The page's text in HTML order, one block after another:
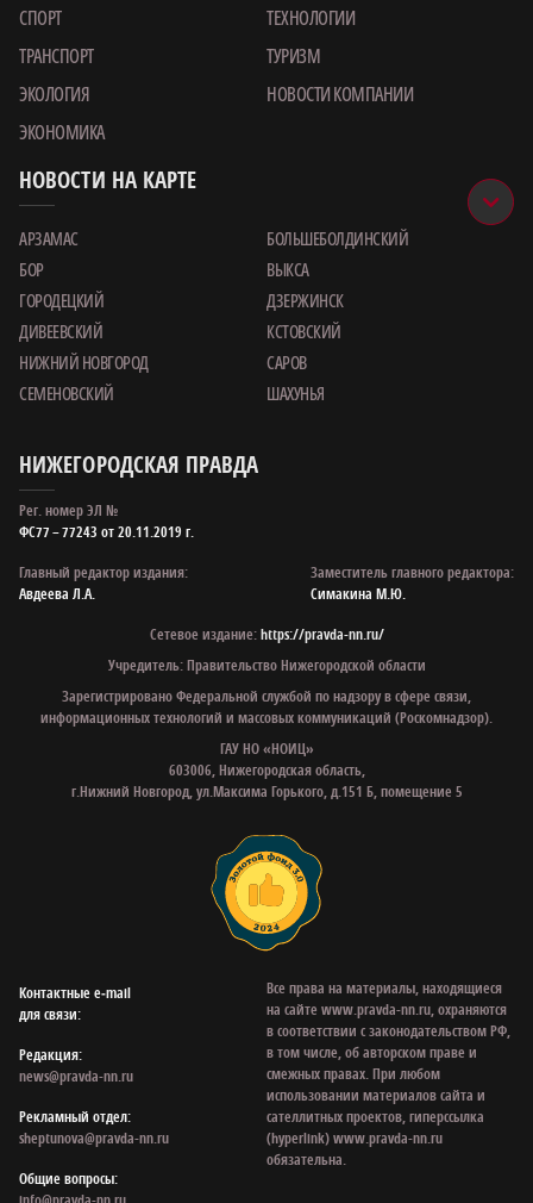
СПОРТ
ТЕХНОЛОГИИ
ТРАНСПОРТ
ТУРИЗМ
ЭКОЛОГИЯ
НОВОСТИ КОМПАНИИ
ЭКОНОМИКА
НОВОСТИ НА КАРТЕ
АРЗАМАС
БОЛЬШЕБОЛДИНСКИЙ
БОР
ВЫКСА
ГОРОДЕЦКИЙ
ДЗЕРЖИНСК
ДИВЕЕВСКИЙ
КСТОВСКИЙ
НИЖНИЙ НОВГОРОД
САРОВ
СЕМЕНОВСКИЙ
ШАХУНЬЯ
НИЖЕГОРОДСКАЯ ПРАВДА
Рег. номер ЭЛ №
ФС77 – 77243 от 20.11.2019 г.
Главный редактор издания:
Авдеева Л.А.
Заместитель главного редактора:
Симакина М.Ю.
Сетевое издание:https://pravda-nn.ru/
Учредитель: Правительство Нижегородской области
Зарегистрировано Федеральной службой по надзору в сфере связи,
информационных технологий и массовых коммуникаций (Роскомнадзор).
ГАУ НО «НОИЦ»
603006, Нижегородская область,
г.Нижний Новгород, ул.Максима Горького, д.151 Б, помещение 5
Контактные e‑mail
для связи:
Редакция:
news@pravda-nn.ru
Рекламный отдел:
sheptunova@pravda-nn.ru
Общие вопросы:
Все права на материалы, находящиеся
на сайте www.pravda-nn.ru, охраняются
в соответствии с законодательством РФ,
в том числе, об авторском праве и
смежных правах. При любом
использовании материалов сайта и
сателлитных проектов, гиперссылка
(hyperlink) www.pravda-nn.ru
обязательна.